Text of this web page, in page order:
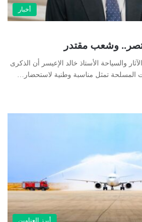
أخبار
وشعب مقتدر
والسياحة الأستاذ خالد الإعيسر أن الذكرى
المسلحة تمثل مناسبة وطنية لاستحضار…
أبرز العناوين